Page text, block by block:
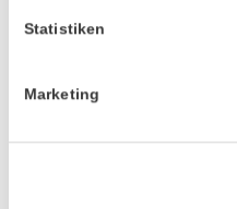
Statistiken
Marketing